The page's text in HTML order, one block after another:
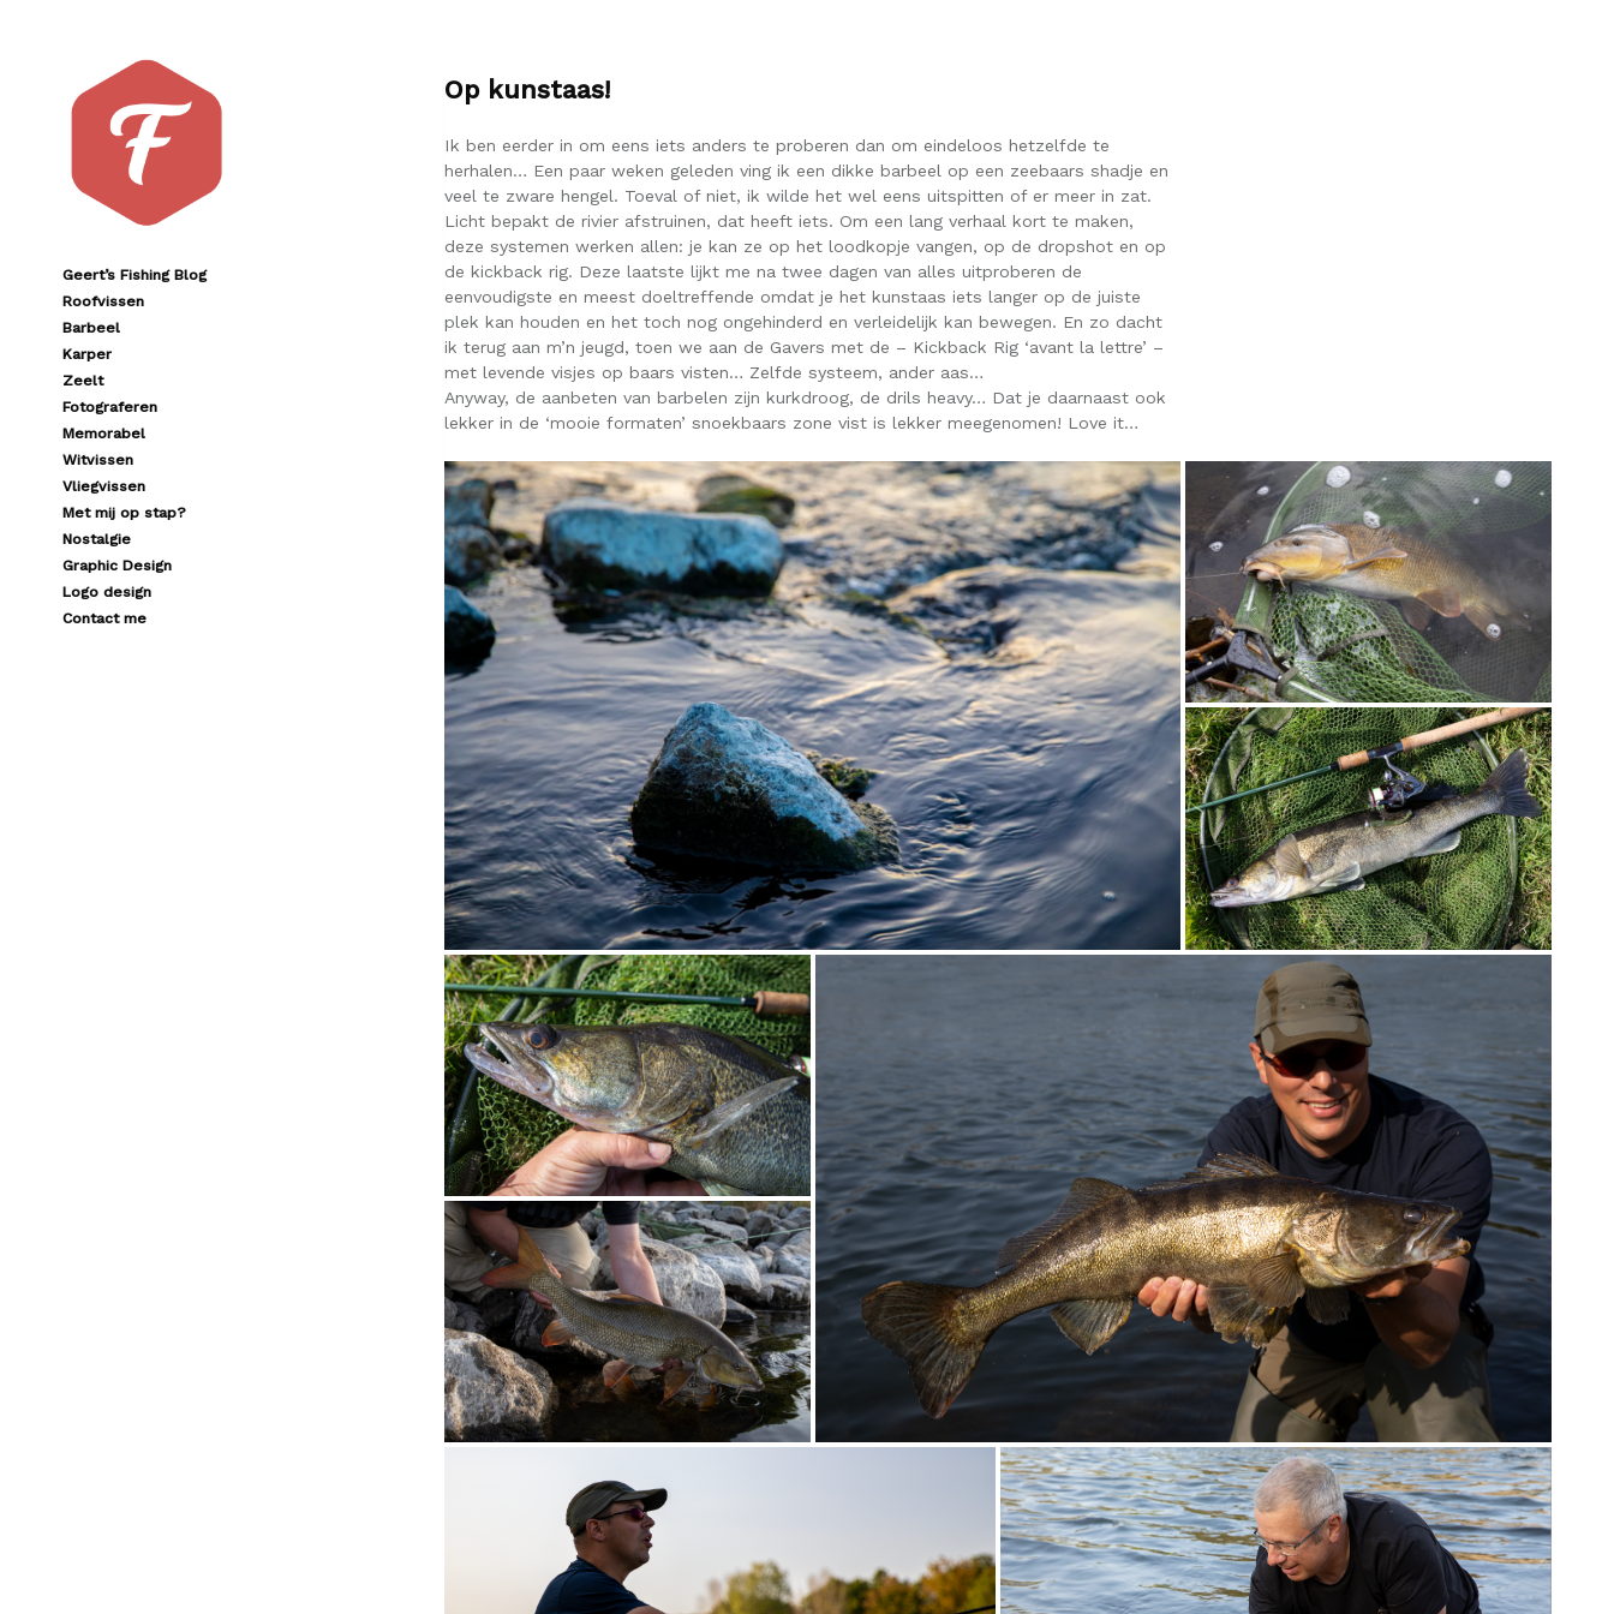
Geert’s Fishing Blog
Roofvissen
Barbeel
Karper
Zeelt
Fotograferen
Memorabel
Witvissen
Vliegvissen
Met mij op stap?
Nostalgie
Graphic Design
Logo design
Contact me
Op kunstaas!
Ik ben eerder in om eens iets anders te proberen dan om eindeloos hetzelfde te
herhalen… Een paar weken geleden ving ik een dikke barbeel op een zeebaars shadje en
veel te zware hengel. Toeval of niet, ik wilde het wel eens uitspitten of er meer in zat.
Licht bepakt de rivier afstruinen, dat heeft iets. Om een lang verhaal kort te maken,
deze systemen werken allen: je kan ze op het loodkopje vangen, op de dropshot en op
de kickback rig. Deze laatste lijkt me na twee dagen van alles uitproberen de
eenvoudigste en meest doeltreffende omdat je het kunstaas iets langer op de juiste
plek kan houden en het toch nog ongehinderd en verleidelijk kan bewegen. En zo dacht
ik terug aan m’n jeugd, toen we aan de Gavers met de – Kickback Rig ‘avant la lettre’ –
met levende visjes op baars visten… Zelfde systeem, ander aas…
Anyway, de aanbeten van barbelen zijn kurkdroog, de drils heavy… Dat je daarnaast ook
lekker in de ‘mooie formaten’ snoekbaars zone vist is lekker meegenomen! Love it…